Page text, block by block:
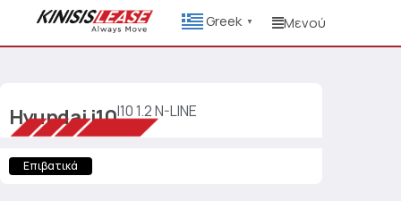
Greek ▼ Μενού
Hyundaii10I10 1.2 N-LINE
Επιβατικά